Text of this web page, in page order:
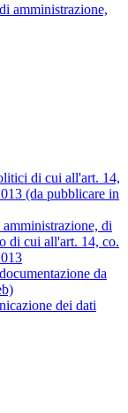
amministrazione,
di cui all'art. 14,
(da pubblicare in
di
di cui all'art. 14, co.
da
dei dati